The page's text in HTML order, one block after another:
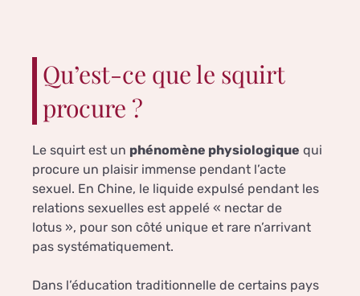
Qu’est-ce que le squirt
procure ?
Le squirt est un phénomène physiologique qui
procure un plaisir immense pendant l’acte
sexuel. En Chine, le liquide expulsé pendant les
relations sexuelles est appelé « nectar de
lotus », pour son côté unique et rare n’arrivant
pas systématiquement.
Dans l’éducation traditionnelle de certains pays